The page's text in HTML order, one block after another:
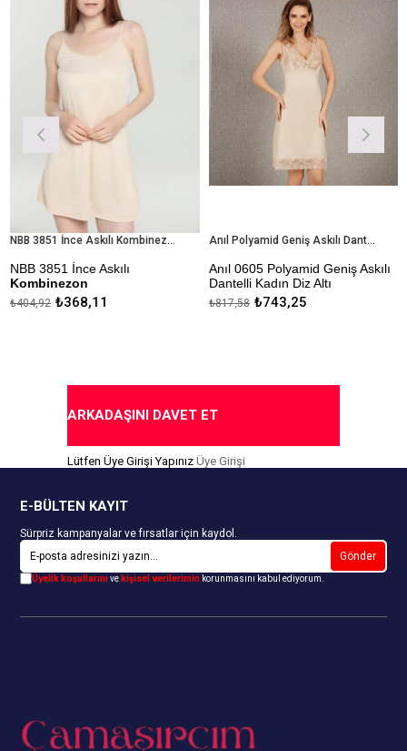
NBB 3851 İnce Askılı Kombinezon
NBB 3851 İnce Askılı
Kombinezon
Kapıda Ödeme Seçeneği
₺368,11
₺404,92
Anıl Polyamid Geniş Askılı Dantelli Kadın Diz Altı Kombinezon
Anıl 0605 Polyamid Geniş Askılı
Dantelli Kadın Diz Altı
Kombinezon₺743,25
₺817,58
ARKADAŞINI DAVET ET
Lütfen Üye Girişi Yapınız Üye Girişi
E-BÜLTEN KAYIT
Sürpriz kampanyalar ve fırsatlar için kaydol.
Gönder
Üyelik koşullarınıve kişisel verilerimin korunmasını kabul ediyorum.